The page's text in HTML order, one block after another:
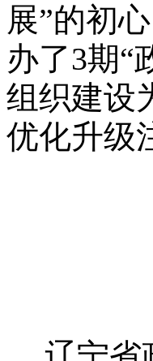
展”的初
办了3期“
组织建设
优化升级